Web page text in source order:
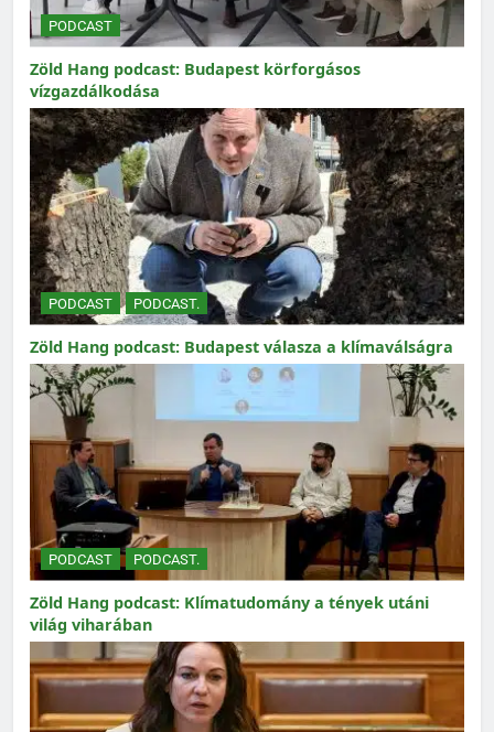
PODCAST
Zöld Hang podcast: Budapest körforgásos
vízgazdálkodása
PODCAST PODCAST.
Zöld Hang podcast: Budapest válasza a klímaválságra
PODCAST PODCAST.
Zöld Hang podcast: Klímatudomány a tények utáni
világ viharában